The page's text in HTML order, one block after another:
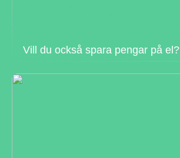
Vill du också spara pengar på el?